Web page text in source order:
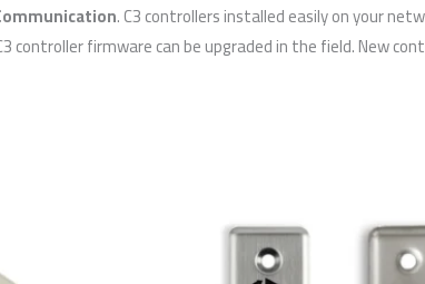
. C3 controllers installed easily on your
controller firmware can be upgraded in the field. New